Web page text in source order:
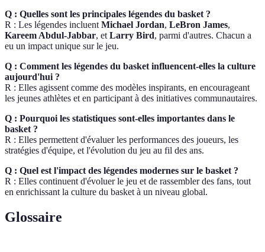
Q : Quelles sont les principales légendes du basket ?
R : Les légendes incluent Michael Jordan, LeBron James,
Kareem Abdul-Jabbar, et Larry Bird, parmi d'autres. Chacun a
eu un impact unique sur le jeu.
Q : Comment les légendes du basket influencent-elles la culture
aujourd'hui ?
R : Elles agissent comme des modèles inspirants, en encourageant
les jeunes athlètes et en participant à des initiatives communautaires.
Q : Pourquoi les statistiques sont-elles importantes dans le
basket ?
R : Elles permettent d'évaluer les performances des joueurs, les
stratégies d'équipe, et l'évolution du jeu au fil des ans.
Q : Quel est l'impact des légendes modernes sur le basket ?
R : Elles continuent d'évoluer le jeu et de rassembler des fans, tout
en enrichissant la culture du basket à un niveau global.
Glossaire